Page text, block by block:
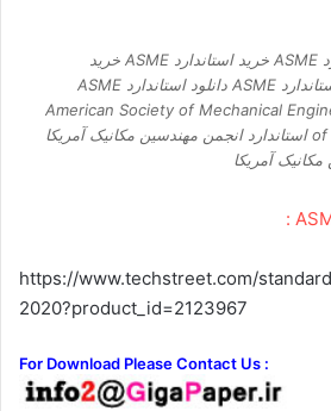
استاندارد ASME استاندارد ASME خرید استاندارد ASME خرید
استاندارد ASME دانلود استاندارد ASME دانلود استاندارد ASME
American Society of Mechanical
of Mechanical Engineers استاندارد انجمن مهندسين مکانيک آمريکا
آمريکا
https://www.techstreet.com/
2020?product_id=2123967
For Download Please Contact Us :